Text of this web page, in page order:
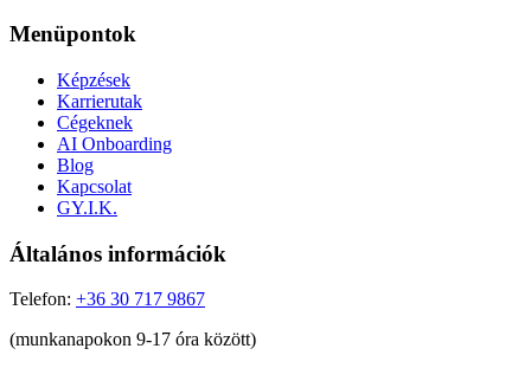
Menüpontok
Képzések
Karrierutak
Cégeknek
AI Onboarding
Blog
Kapcsolat
GY.I.K.
Általános információk
Telefon: +36 30 717 9867
(munkanapokon 9-17 óra között)